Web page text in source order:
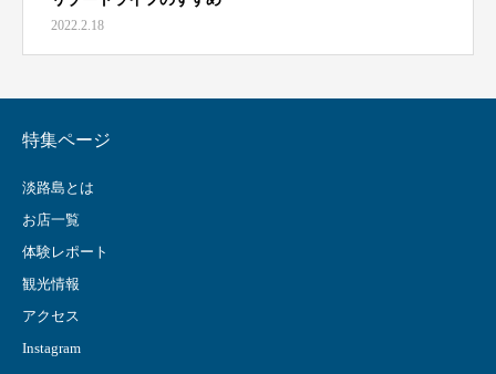
2022.2.18
特集ページ
淡路島とは
お店一覧
体験レポート
観光情報
アクセス
Instagram